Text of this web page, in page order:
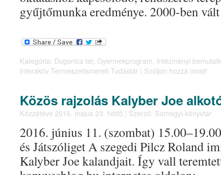
gyűjtőmunka eredménye. 2000-ben
Kategória: Dugonics tér, Gyermekprogram Intézményi
Interaktív Természetismereti Tudástár | Szóljon hozzá most!
Közös rajzolás Kalyber Joe
Közzétéve 2016. május 23. hétfő | Szerző: Somogyi-könyvtár
2016. június 11. (szombat)
és Játszóliget A szegedi Pilcz Roland
Kalyber Joe kalandjait. Így vall